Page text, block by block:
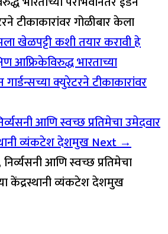
खेळपट्टी कशी तयार करावी हे
आफ्रिकेविरुद्ध भारताच्या
क्युरेटरने टीकाकारांवर
आणि स्वच्छ प्रतिमेचा उमेदवार
व्यंकटेश देशमुखNext →